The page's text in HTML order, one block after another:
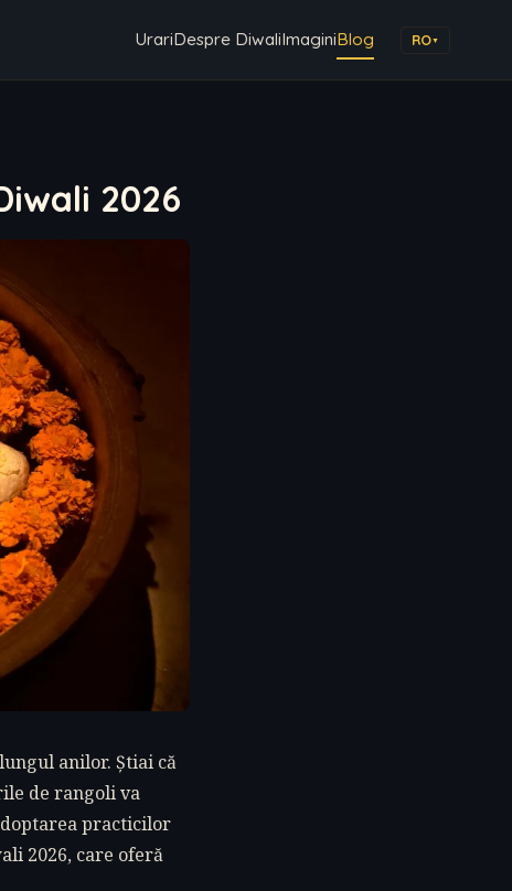
UrariDespre DiwaliImaginiBlog RO▼
2026
anilor. Știai că
de rangoli va
practicilor
2026, care oferă